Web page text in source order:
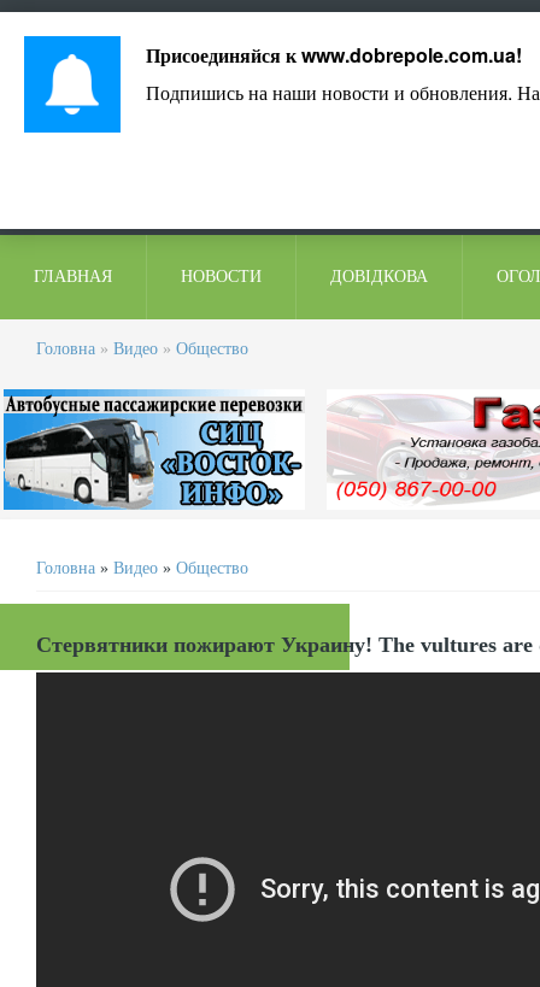
ГЛАВНАЯ НОВОСТИ ДОВІДКОВА
Головна » Видео » Общество
Головна » Видео » Общество
Стервятники пожирают Украину! The vultures
Присоединяйся кwww.dobrepole.com.ua!
Подпишись на наши новости и обновления.